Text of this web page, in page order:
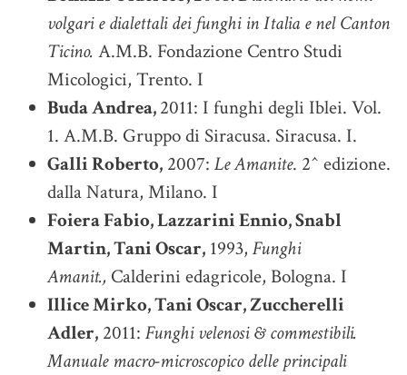
volgari e dialettali dei funghi in Italia e nel Canton
Ticino. A.M.B. Fondazione Centro Studi
Micologici, Trento. I
Buda Andrea,2011: I funghi degli Iblei. Vol.
1. A.M.B. Gruppo di Siracusa. Siracusa. I.
Galli Roberto, 2007: Le Amanite. 2^ edizione.
dalla Natura, Milano. I
Foiera Fabio, Lazzarini Ennio, Snabl
Martin, Tani Oscar, 1993, Funghi
Amanit., Calderini edagricole, Bologna. I
Illice Mirko, Tani Oscar, Zuccherelli
Adler, 2011: Funghi velenosi & commestibili.
Manuale macro-microscopico delle principali